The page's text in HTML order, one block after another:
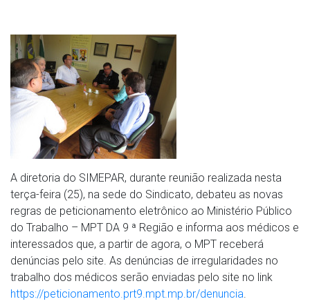
A diretoria do SIMEPAR, durante reunião realizada nesta
terça-feira (25), na sede do Sindicato, debateu as novas
regras de peticionamento eletrônico ao Ministério Público
do Trabalho – MPT DA 9 ª Região e informa aos médicos e
interessados que, a partir de agora, o MPT receberá
denúncias pelo site. As denúncias de irregularidades no
trabalho dos médicos serão enviadas pelo site no link
https://peticionamento.prt9.mpt.mp.br/denuncia.